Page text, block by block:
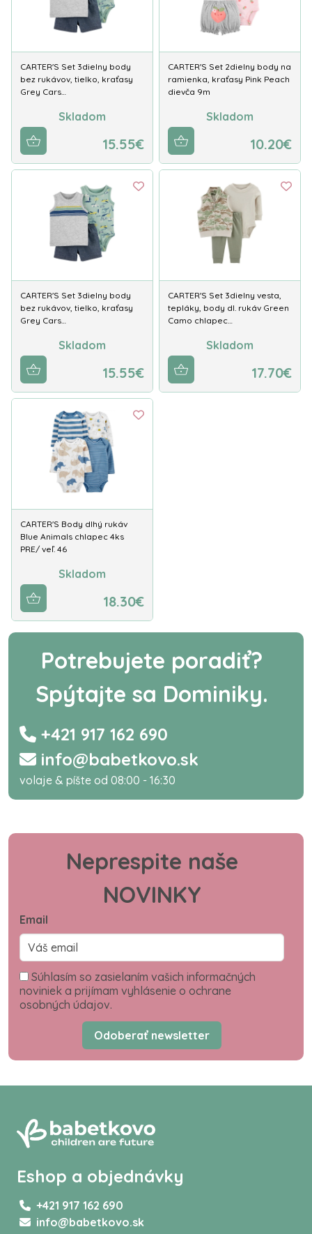
CARTER'S Set 3dielny body
bez rukávov, tielko, kraťasy
Grey Cars…
Skladom
15.55€
CARTER'S Set 2dielny body na
ramienka, kraťasy Pink Peach
dievča 9m
Skladom
10.20€
CARTER'S Set 3dielny body
bez rukávov, tielko, kraťasy
Grey Cars…
Skladom
15.55€
CARTER'S Set 3dielny vesta,
tepláky, body dl. rukáv Green
Camo chlapec…
Skladom
17.70€
CARTER'S Body dlhý rukáv
Blue Animals chlapec 4ks
PRE/ veľ. 46
Skladom
18.30€
Potrebujete poradiť?
Spýtajte sa Dominiky.
+421 917 162 690
info@babetkovo.sk
volaje & píšte od 08:00 - 16:30
Neprespite naše
NOVINKY
Email
Súhlasím so zasielaním vašich informačných
noviniek a prijímam vyhlásenie o ochrane
osobných údajov.
Odoberať newsletter
Eshop a objednávky
+421 917 162 690
info@babetkovo.sk